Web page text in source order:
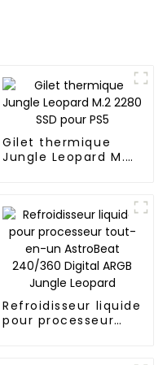
Gilet thermique
Jungle Leopard M.2
Refroidisseur liquide
pour processeur